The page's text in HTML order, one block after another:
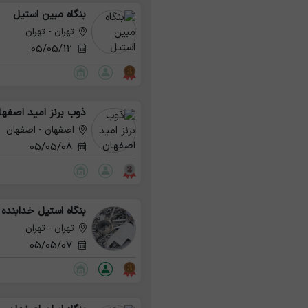
بنگاه مبین استیل
تهران - تهران
ذوب برنز امید
اصفهان - اصفهان
بنگاه استیل
تهران - تهران